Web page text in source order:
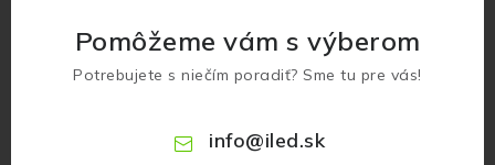
Pomôžeme vám s výberom
Potrebujete s niečím poradiť? Sme tu pre vás!
info@iled.sk